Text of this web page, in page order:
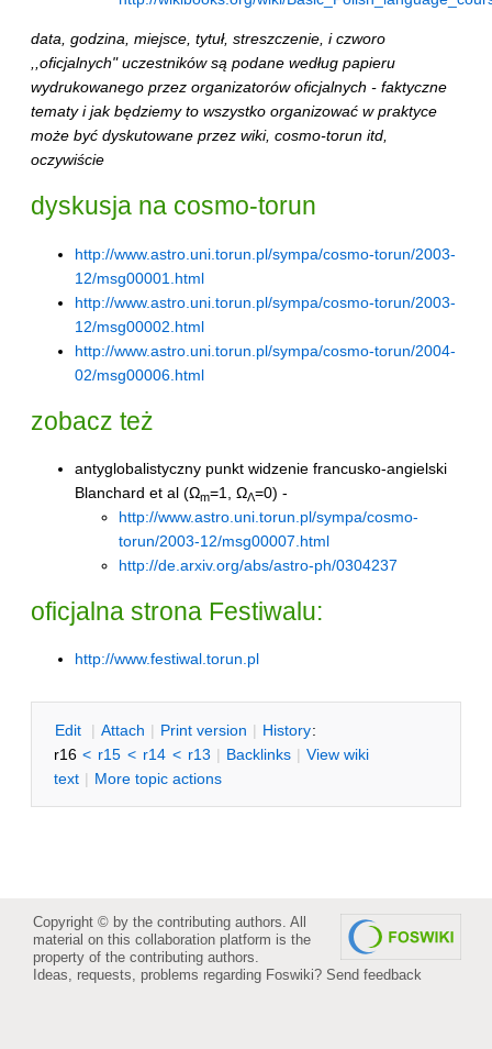
data, godzina, miejsce, tytuł, streszczenie, i czworo
,,oficjalnych" uczestników są podane według papieru
wydrukowanego przez organizatorów oficjalnych - faktyczne
tematy i jak będziemy to wszystko organizować w praktyce
może być dyskutowane przez wiki, cosmo-torun itd,
oczywiście
dyskusja na cosmo-torun
http://www.astro.uni.torun.pl/sympa/cosmo-torun/2003-
12/msg00001.html
http://www.astro.uni.torun.pl/sympa/cosmo-torun/2003-
12/msg00002.html
http://www.astro.uni.torun.pl/sympa/cosmo-torun/2004-
02/msg00006.html
zobacz też
antyglobalistyczny punkt widzenie francusko-angielski
Blanchard et al (Ωm=1, ΩΛ=0) -
http://www.astro.uni.torun.pl/sympa/cosmo-
torun/2003-12/msg00007.html
http://de.arxiv.org/abs/astro-ph/0304237
oficjalna strona Festiwalu:
http://www.festiwal.torun.pl
Edit | Attach | Print version | History:
r16 < r15 < r14 < r13 | Backlinks | View wiki
text | More topic actions
Copyright © by the contributing authors. All
material on this collaboration platform is the
property of the contributing authors.
Ideas, requests, problems regarding Foswiki? Send feedback